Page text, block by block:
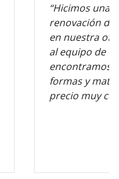
“Hicimos una
renovación de
en nuestra
al equipo de
encontramos
formas y
precio muy